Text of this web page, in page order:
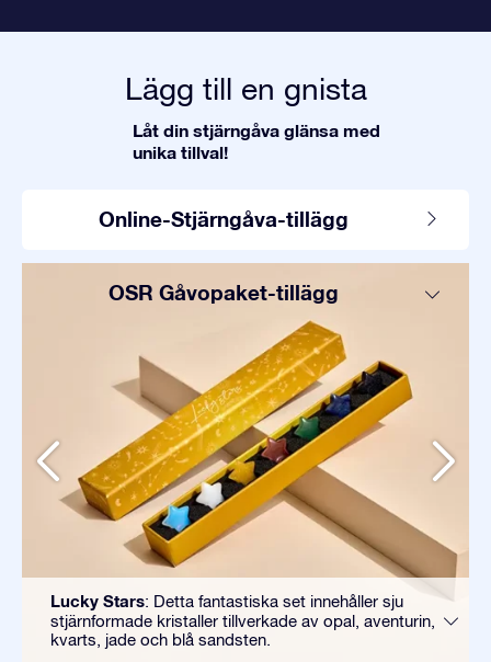
Lägg till en gnista
Låt din stjärngåva glänsa med
unika tillval!
Online-Stjärngåva-tillägg
OSR Gåvopaket-tillägg
Lucky Stars: Detta fantastiska set innehåller sju
stjärnformade kristaller tillverkade av opal, aventurin,
kvarts, jade och blå sandsten.